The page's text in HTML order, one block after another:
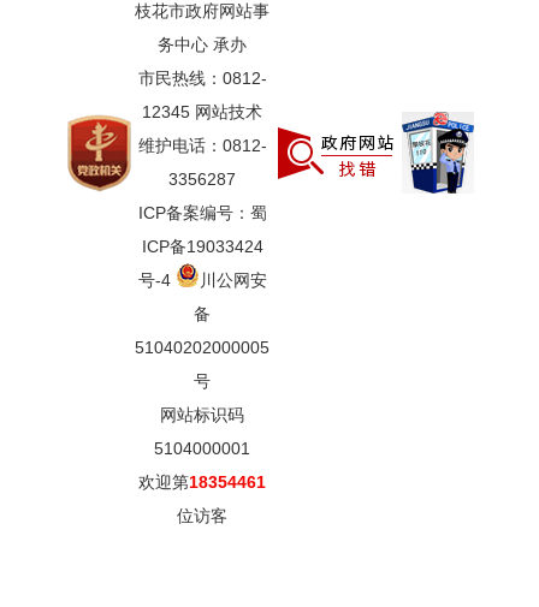
枝花市政府网站事
务中心 承办
市民热线：0812-
12345 网站技术
维护电话：0812-
3356287
ICP备案编号：蜀
ICP备19033424
号-4
川公网安
备
51040202000005
号
网站标识码
5104000001
欢迎第18354461
位访客